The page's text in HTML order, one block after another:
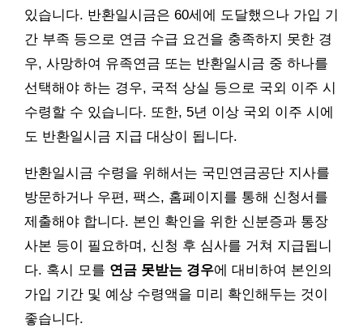
있습니다. 반환일시금은 60세에 도달했으나 가입 기
간 부족 등으로 연금 수급 요건을 충족하지 못한 경
우, 사망하여 유족연금 또는 반환일시금 중 하나를
선택해야 하는 경우, 국적 상실 등으로 국외 이주 시
수령할 수 있습니다. 또한, 5년 이상 국외 이주 시에
도 반환일시금 지급 대상이 됩니다.
반환일시금 수령을 위해서는 국민연금공단 지사를
방문하거나 우편, 팩스, 홈페이지를 통해 신청서를
제출해야 합니다. 본인 확인을 위한 신분증과 통장
사본 등이 필요하며, 신청 후 심사를 거쳐 지급됩니
다. 혹시 모를 연금 못받는 경우에 대비하여 본인의
가입 기간 및 예상 수령액을 미리 확인해두는 것이
좋습니다.